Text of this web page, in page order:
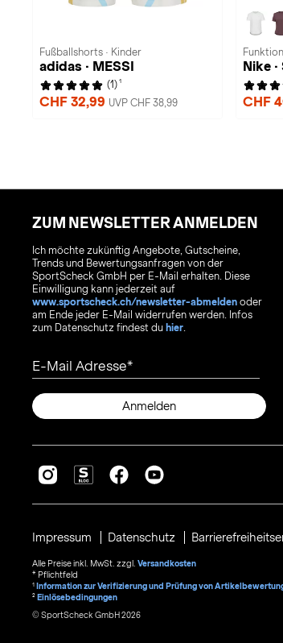
Fußballshorts · Kinder
adidas · MESSI
(1) 1
CHF 32,99 UVP CHF 38,99
Nike
CHF
ZUM NEWSLETTER ANMELDEN
Ich möchte zukünftig Angebote, Gutscheine,
Trends und Bewertungsanfragen von der
SportScheck GmbH per E-Mail erhalten. Diese
Einwilligung kann jederzeit auf
www.sportscheck.ch/newsletter-abmelden oder
am Ende jeder E-Mail widerrufen werden. Infos
zum Datenschutz findest du hier.
E-Mail Adresse
Anmelden
Impressum Datenschutz
Alle Preise inkl. MwSt. zzgl. Versandkosten
* Pflichtfeld
1 Information zur Verifizierung und Prüfung von
² Einlösebedingungen
© SportScheck GmbH 2026